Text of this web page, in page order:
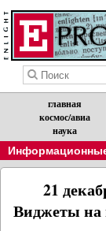
главная
космос/авиа
наука
21
Виджеты на